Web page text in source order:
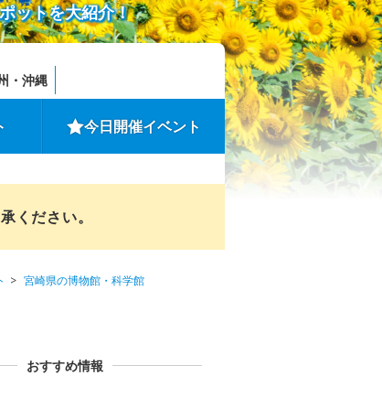
ットを大紹介！
・沖縄
今日開催イベント
ください。
宮崎県の博物館・科学館
おすすめ情報